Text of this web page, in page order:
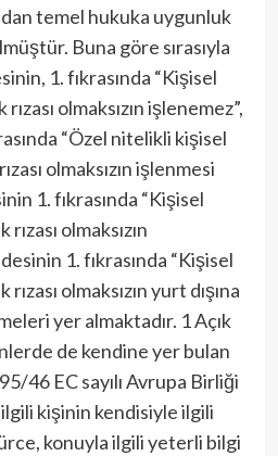
temel hukuka uygunluk
Buna göre sırasıyla
1. fıkrasında “Kişisel
olmaksızın işlenemez”,
“Özel nitelikli kişisel
olmaksızın işlenmesi
1. fıkrasında “Kişisel
olmaksızın
1. fıkrasında “Kişisel
olmaksızın yurt dışına
yer almaktadır. 1 Açık
de kendine yer bulan
46 EC sayılı Avrupa Birliği
kişinin kendisiyle ilgili
konuyla ilgili yeterli bilgi